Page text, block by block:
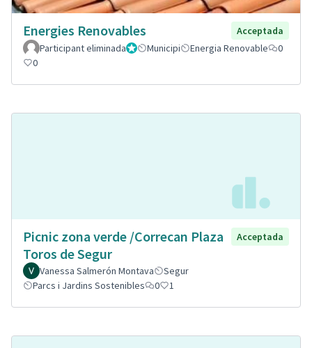
Energies Renovables
Acceptada
Participant eliminadaAdministrador
Municipi Energia Renovable
0
0
Picnic zona verde /Correcan Plaza
Toros de Segur
Acceptada
Vanessa Salmerón Montava
Segur
Parcs i Jardins Sostenibles
0 1